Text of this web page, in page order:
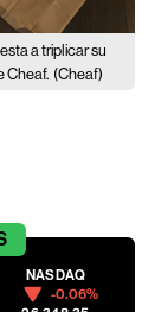
a triplicar su
Cheaf. (Cheaf)
NASDAQ
-0.06%